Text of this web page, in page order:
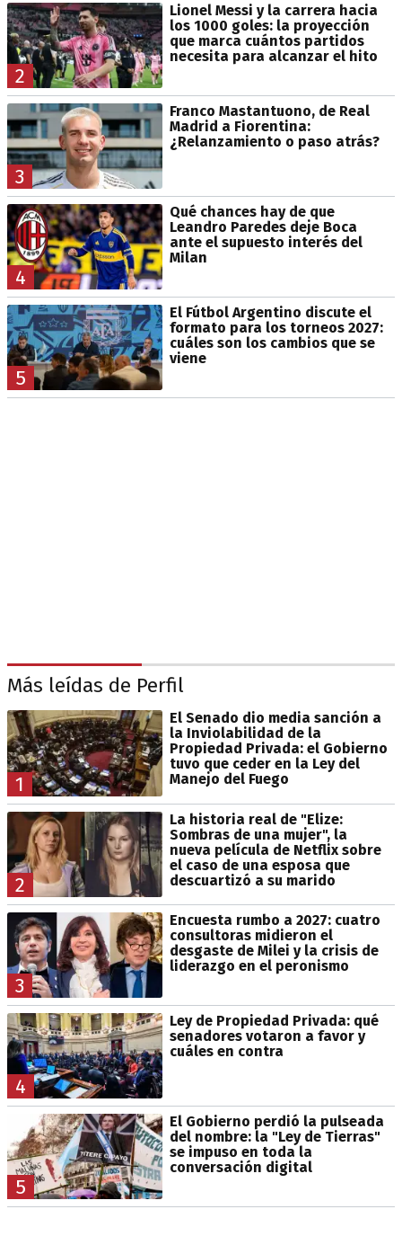
2
Lionel Messi y la carrera hacia
los 1000 goles: la proyección
que marca cuántos partidos
necesita para alcanzar el hito
3
Franco Mastantuono, de Real
Madrid a Fiorentina:
¿Relanzamiento o paso atrás?
4
Qué chances hay de que
Leandro Paredes deje Boca
ante el supuesto interés del
Milan
5
El Fútbol Argentino discute el
formato para los torneos 2027:
cuáles son los cambios que se
viene
Más leídas de Perfil
1
El Senado dio media sanción a
la Inviolabilidad de la
Propiedad Privada: el Gobierno
tuvo que ceder en la Ley del
Manejo del Fuego
2
La historia real de "Elize:
Sombras de una mujer", la
nueva película de Netflix sobre
el caso de una esposa que
descuartizó a su marido
3
Encuesta rumbo a 2027: cuatro
consultoras midieron el
desgaste de Milei y la crisis de
liderazgo en el peronismo
4
Ley de Propiedad Privada: qué
senadores votaron a favor y
cuáles en contra
5
El Gobierno perdió la pulseada
del nombre: la "Ley de Tierras"
se impuso en toda la
conversación digital